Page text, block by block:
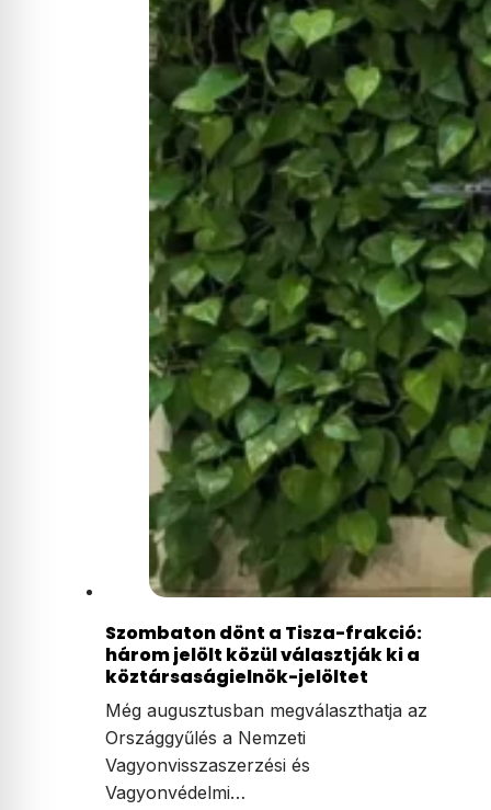
Szombaton dönt a Tisza-frakció:
három jelölt közül választják ki a
köztársaságielnök-jelöltet
Még augusztusban megválaszthatja az
Országgyűlés a Nemzeti
Vagyonvisszaszerzési és
Vagyonvédelmi…